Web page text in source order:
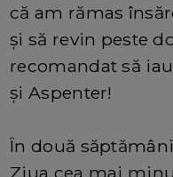
că am rămas
și să revin peste
recomandat să
și Aspenter!
În două
Ziua cea mai